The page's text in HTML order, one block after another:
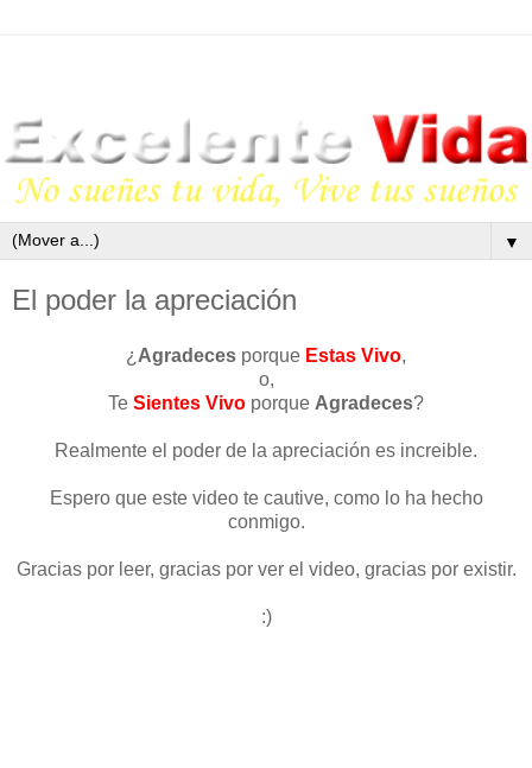
▼
El poder la apreciación
¿Agradeces porque Estas Vivo,
o,
Te Sientes Vivo porque Agradeces?
Realmente el poder de la apreciación es increible.
Espero que este video te cautive, como lo ha hecho
conmigo.
Gracias por leer, gracias por ver el video, gracias por existir.
:)